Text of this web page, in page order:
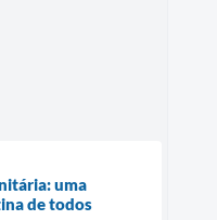
uma
de todos